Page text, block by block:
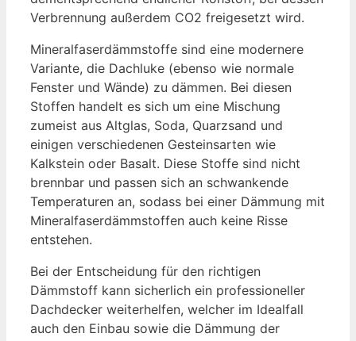
Verbrennung außerdem CO2 freigesetzt wird.
Mineralfaserdämmstoffe sind eine modernere
Variante, die Dachluke (ebenso wie normale
Fenster und Wände) zu dämmen. Bei diesen
Stoffen handelt es sich um eine Mischung
zumeist aus Altglas, Soda, Quarzsand und
einigen verschiedenen Gesteinsarten wie
Kalkstein oder Basalt. Diese Stoffe sind nicht
brennbar und passen sich an schwankende
Temperaturen an, sodass bei einer Dämmung mit
Mineralfaserdämmstoffen auch keine Risse
entstehen.
Bei der Entscheidung für den richtigen
Dämmstoff kann sicherlich ein professioneller
Dachdecker weiterhelfen, welcher im Idealfall
auch den Einbau sowie die Dämmung der